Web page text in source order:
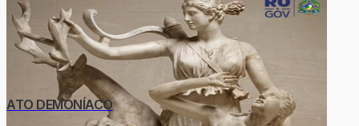
ATO DEMONÍACO